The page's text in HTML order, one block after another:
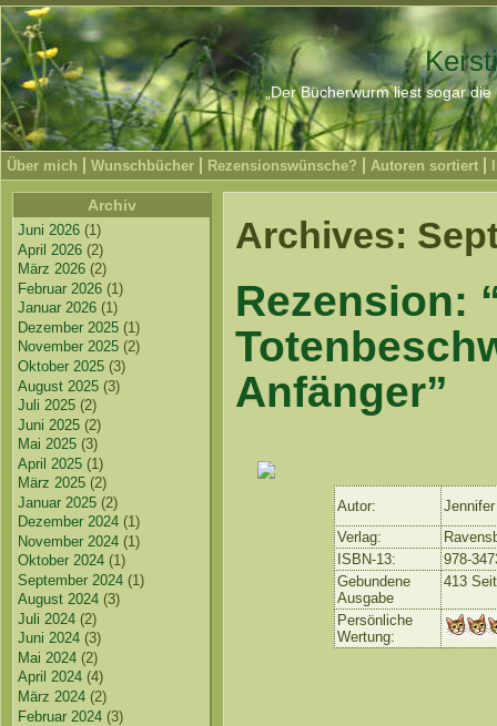
„Der Bücherwurm liest sogar
Über mich Wunschbücher Rezensionswünsche? Autoren sortiert
Archiv
Juni 2026 (1)
April 2026 (2)
März 2026 (2)
Februar 2026 (1)
Januar 2026 (1)
Dezember 2025 (1)
November 2025 (2)
Oktober 2025 (3)
August 2025 (3)
Juli 2025 (2)
Juni 2025 (2)
Mai 2025 (3)
April 2025 (1)
März 2025 (2)
Januar 2025 (2)
Dezember 2024 (1)
November 2024 (1)
Oktober 2024 (1)
September 2024 (1)
August 2024 (3)
Juli 2024 (2)
Juni 2024 (3)
Mai 2024 (2)
April 2024 (4)
März 2024 (2)
Februar 2024 (3)
Archives:
Rezension:
Anfänger”
Autor:
Verlag:
ISBN-13:
978-
Gebundene
Ausgabe
413
Persönliche
Wertung: